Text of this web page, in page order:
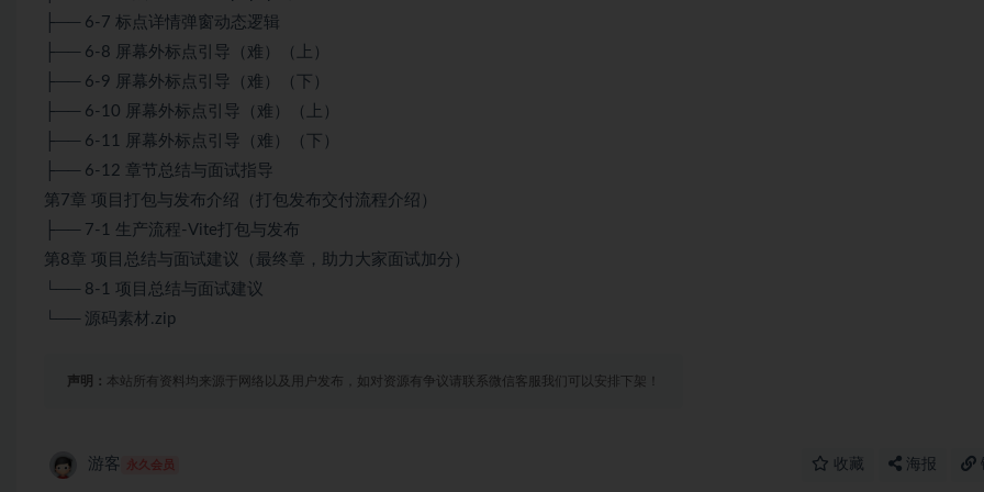
├── 6-7 标点详情弹窗动态逻辑
├── 6-8 屏幕外标点引导（难）（上）
├── 6-9 屏幕外标点引导（难）（下）
├── 6-10 屏幕外标点引导（难）（上）
├── 6-11 屏幕外标点引导（难）（下）
├── 6-12 章节总结与面试指导
第7章 项目打包与发布介绍（打包发布交付流程介绍）
├── 7-1 生产流程-Vite打包与发布
第8章 项目总结与面试建议（最终章，助力大家面试加分）
└── 8-1 项目总结与面试建议
└── 源码素材.zip
声明： 本站所有资料均来源于网络以及用户发布，如对资源有争议请联系微信客服我们可以安排下架！
游客 永久会员 收藏 海报